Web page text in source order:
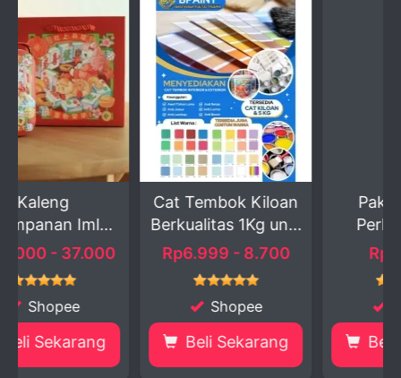
Cat Tembok Kiloan
Berkualitas 1Kg un...
Rp6.999 - 8.700
Beli Sekarang
Paket Kombo
Perlengkapan
Makan
Rp34.999
Beli Sekarang